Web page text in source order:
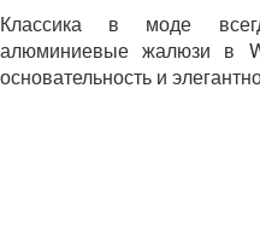
Классика в моде
алюминиевые жалюзи в
основательность и